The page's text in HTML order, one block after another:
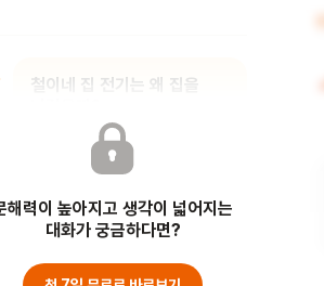
철이네 집 전기는 왜 집을
쁜 습관이 있었어요. 불을 켜놓고
나가거나, TV
해력이 높아지고 생각이 넓어지는
대화가 궁금하다면?